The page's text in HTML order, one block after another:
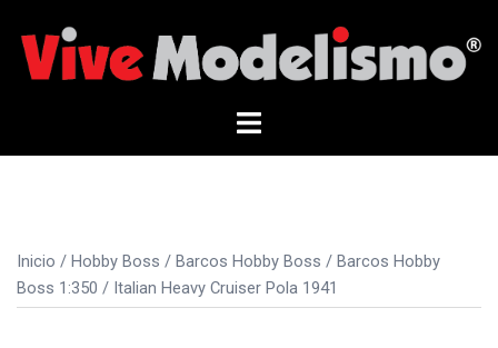
contenido
Alternar
Inicio / Hobby Boss / Barcos Hobby Boss / Barcos Hobby
Boss 1:350 / Italian Heavy Cruiser Pola 1941